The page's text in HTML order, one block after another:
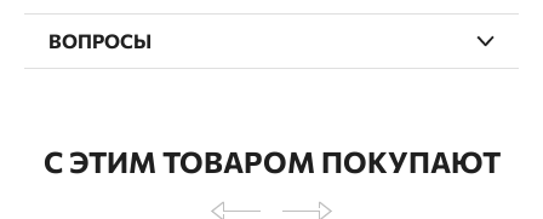
ВОПРОСЫ
С ЭТИМ ТОВАРОМ ПОКУПАЮТ